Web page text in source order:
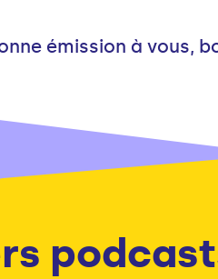
émission à vous,